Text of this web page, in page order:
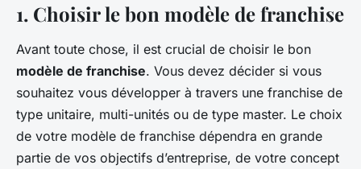
1. Choisir le bon modèle de franchise
Avant toute chose, il est crucial de choisir le bon
modèle de franchise. Vous devez décider si vous
souhaitez vous développer à travers une franchise de
type unitaire, multi-unités ou de type master. Le choix
de votre modèle de franchise dépendra en grande
partie de vos objectifs d’entreprise, de votre concept